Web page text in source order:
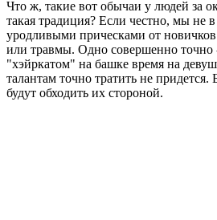
Что ж, такие вот обычаи у людей за
такая традиция? Если честно, мы не
уродливыми прическами от
или травмы. Одно совершенно точно
"хэйркатом" на башке время на
талантам точно тратить не
будут обходить их стороной.